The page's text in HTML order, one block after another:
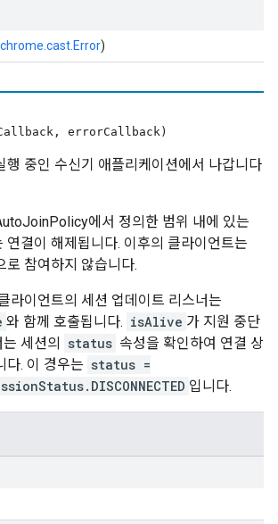
chrome.cast.Error)
errorCallback)
행 중인 수신기 애플리케이션에서 나갑니다
에서 정의한 범위 내에 있는
연결이 해제됩니다. 이후의 클라이언트는
로 참여하지 않습니다.
라이언트의 세션 업데이트 리스너는
와 함께 호출됩니다. isAlive 가 지원 중단
세션의
status 속성을 확인하여 연결 상
다. 이 경우는 status =
입니다.